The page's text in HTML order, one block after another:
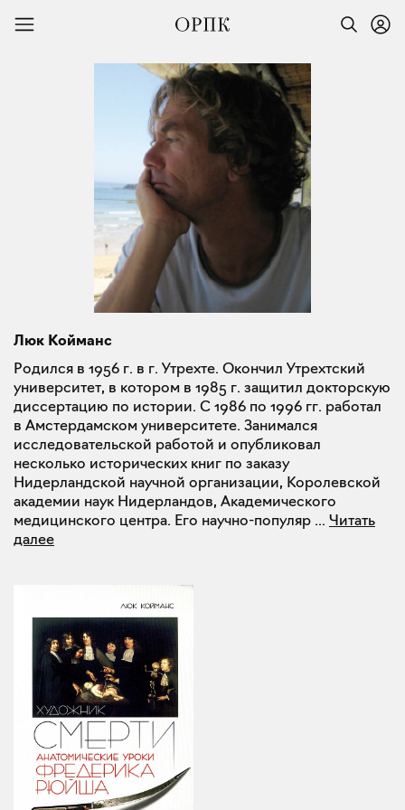
Люк Койманс
Родился в 1956 г. в г. Утрехте. Окончил Утрехтский
университет, в котором в 1985 г. защитил докторскую
диссертацию по истории. С 1986 по 1996 гг. работал
в Амстердамском университете. Занимался
исследовательской работой и опубликовал
несколько исторических книг по заказу
Нидерландской научной организации, Королевской
академии наук Нидерландов, Академического
медицинского центра. Его научно-популяр ... Читать
далее